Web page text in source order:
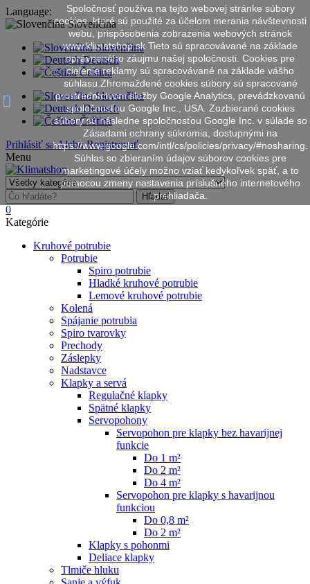
Spoločnosť používa na tejto webovej stránke súbory
cookies, ktoré sú použité za účelom merania návštevnosti
webu, prispôsobenia zobrazenia webových stránok
www.klimatshop.sk Tieto sú spracovávané na základe
oprávneného záujmu našej spoločnosti. Cookies pre
cielenie reklamy sú spracovávané na základe vášho
súhlasu.Zhromaždené cookies súbory sú spracované
prostredníctvom služby Google Analytics, prevádzkovanú
spoločnosťou Google Inc., USA. Zozbierané cookies
súbory sú následne spoločnosťou Google Inc. v súlade so
Zásadami ochrany súkromia, dostupnými na
https://www.google.com/intl/cs/policies/privacy/#nosharing.
Súhlas so zbieraním údajov súborov cookies pre
marketingové účely možno vziať kedykoľvek späť, a to
pomocou zmeny nastavenia príslušného internetového
prehliadača.
Language:
Slovenčina
Slovenčina
Deutsch
Čeština
Slovenčina
Deutsch
Čeština
Prihlásiť saAleboRegistrovať
Menu
Hľadať
0
Kategórie
Kruhové potrubie
Potrubie
Spiro potrubie
Hladké kruhové potrubie
Lemové kruhové potrubie
Kolená
Spájanie potrubia
Spiro tvarovky
Prechody
Záslepky
Nadstavce
Klapky a servá
Regulačné klapky
Spätné klapky
Servopohony
Servopohon pre klapky bez havarijnej
funkcie
Do 1 m²
Do 2 m²
Do 4 m²
Servopohon pre klapky s havarijnou
funkciou
Do 0,8 m²
Do 2 m²
Klapky s pohonmi
Deliace klapky
Tlmiče hluku